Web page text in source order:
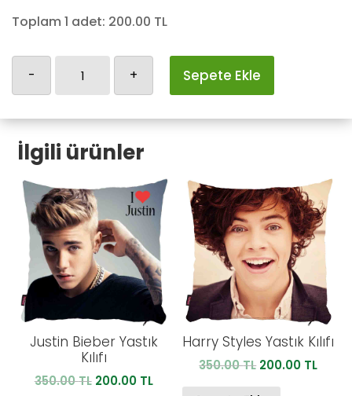
350.00 TL.
Toplam 1 adet: 200.00 TL
-
adet
+ Sepete Ekle
İlgili ürünler
Justin Bieber Yastık
Kılıfı
350.00TL Orijinal
200.00 TLŞu
Harry Styles Yastık Kılıfı
350.00TL Orijinal
200.00 TLŞu